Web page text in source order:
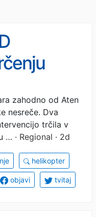
umrla
zahodno od Aten
nesreče. Dva
trčila v
… · Regional · 2d
helikopter
objavi tvitaj